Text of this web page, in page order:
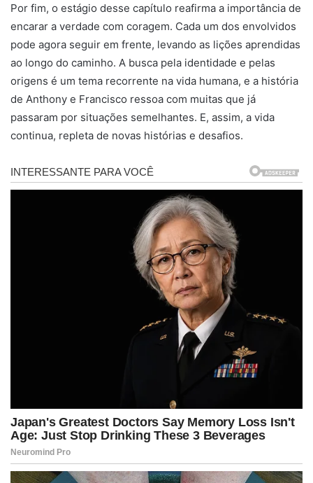
Por fim, o estágio desse capítulo reafirma a importância de
encarar a verdade com coragem. Cada um dos envolvidos
pode agora seguir em frente, levando as lições aprendidas
ao longo do caminho. A busca pela identidade e pelas
origens é um tema recorrente na vida humana, e a história
de Anthony e Francisco ressoa com muitas que já
passaram por situações semelhantes. E, assim, a vida
continua, repleta de novas histórias e desafios.